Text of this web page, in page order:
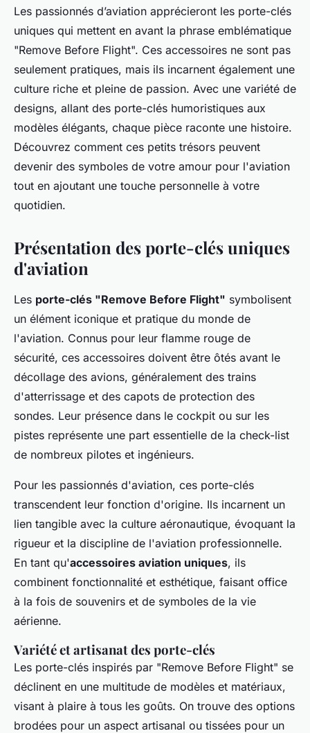
Des porte-clés uniques pour
passionnés d'aviation : remove
before flight
Valentin •2 décembre 2024• 10 min de lecture
Les passionnés d’aviation apprécieront les porte-clés
uniques qui mettent en avant la phrase emblématique
"Remove Before Flight". Ces accessoires ne sont pas
seulement pratiques, mais ils incarnent également une
culture riche et pleine de passion. Avec une variété de
designs, allant des porte-clés humoristiques aux
modèles élégants, chaque pièce raconte une histoire.
Découvrez comment ces petits trésors peuvent
devenir des symboles de votre amour pour l'aviation
tout en ajoutant une touche personnelle à votre
quotidien.
Présentation des porte-clés uniques
d'aviation
Les porte-clés "Remove Before Flight" symbolisent
un élément iconique et pratique du monde de
l'aviation. Connus pour leur flamme rouge de
sécurité, ces accessoires doivent être ôtés avant le
décollage des avions, généralement des trains
d'atterrissage et des capots de protection des
sondes. Leur présence dans le cockpit ou sur les
pistes représente une part essentielle de la check-list
de nombreux pilotes et ingénieurs.
Pour les passionnés d'aviation, ces porte-clés
transcendent leur fonction d'origine. Ils incarnent un
lien tangible avec la culture aéronautique, évoquant la
rigueur et la discipline de l'aviation professionnelle.
En tant qu'accessoires aviation uniques, ils
combinent fonctionnalité et esthétique, faisant office
à la fois de souvenirs et de symboles de la vie
aérienne.
Variété et artisanat des porte-clés
Les porte-clés inspirés par "Remove Before Flight" se
déclinent en une multitude de modèles et matériaux,
visant à plaire à tous les goûts. On trouve des options
brodées pour un aspect artisanal ou tissées pour un